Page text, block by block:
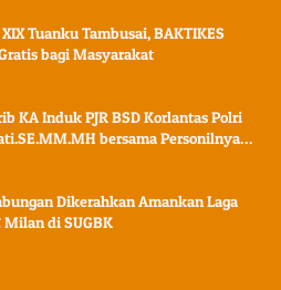
Tuanku Tambusai, BAKTIKES
bagi Masyarakat
KA Induk PJR BSD Korlantas Polri
bersama Personilnya
Merah Putih Berserta Tiangnya
Dikerahkan Amankan Laga
Milan di SUGBK